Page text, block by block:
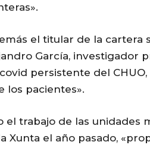
el titular de la cartera
García, investigador
persistente del
los pacientes».
el trabajo de las unidades
Xunta el año pasado,